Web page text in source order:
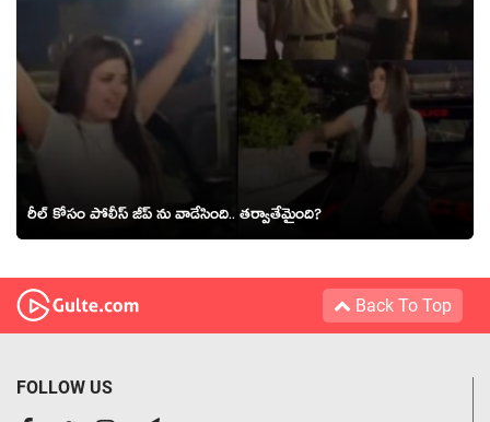
రీల్ కోసం పోలీస్ జీప్ ను వాడేసింది.. తర్వాతేమైంది?
Back To Top
FOLLOW US